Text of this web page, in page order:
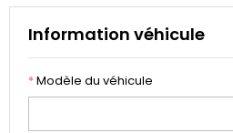
Information véhicule
*Modèle du véhicule